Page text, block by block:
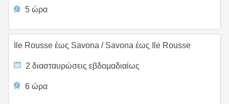
5 ώρα
Ile Rousse έως Savona /Savona έως Ile Rousse
2 διασταυρώσεις εβδομαδιαίως
6 ώρα